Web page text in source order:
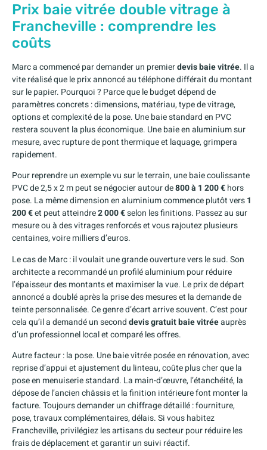
Prix baie vitrée double vitrage à
Francheville : comprendre les
coûts
Marc a commencé par demander un premierdevis baie vitrée. Il a
vite réalisé que le prix annoncé au téléphone différait du montant
sur le papier. Pourquoi ? Parce que le budget dépend de
paramètres concrets : dimensions, matériau, type de vitrage,
options et complexité de la pose. Une baie standard en PVC
restera souvent la plus économique. Une baie en aluminium sur
mesure, avec rupture de pont thermique et laquage, grimpera
rapidement.
Pour reprendre un exemple vu sur le terrain, une baie coulissante
PVC de 2,5 x 2 m peut se négocier autour de800 à 1 200 €hors
pose. La même dimension en aluminium commence plutôt vers1
200 €et peut atteindre2 000 €selon les finitions. Passez au sur
mesure ou à des vitrages renforcés et vous rajoutez plusieurs
centaines, voire milliers d’euros.
Le cas de Marc : il voulait une grande ouverture vers le sud. Son
architecte a recommandé un profilé aluminium pour réduire
l’épaisseur des montants et maximiser la vue. Le prix de départ
annoncé a doublé après la prise des mesures et la demande de
teinte personnalisée. Ce genre d’écart arrive souvent. C’est pour
cela qu’il a demandé un seconddevis gratuit baie vitréeauprès
d’un professionnel local et comparé les offres.
Autre facteur : la pose. Une baie vitrée posée en rénovation, avec
reprise d’appui et ajustement du linteau, coûte plus cher que la
pose en menuiserie standard. La main-d’œuvre, l’étanchéité, la
dépose de l’ancien châssis et la finition intérieure font monter la
facture. Toujours demander un chiffrage détaillé : fourniture,
pose, travaux complémentaires, délais. Si vous habitez
Francheville, privilégiez les artisans du secteur pour réduire les
frais de déplacement et garantir un suivi réactif.